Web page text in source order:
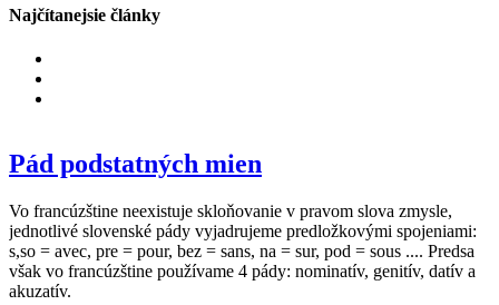
Najčítanejsie články
Pád podstatných mien
Vo francúzštine neexistuje skloňovanie v pravom slova zmysle,
jednotlivé slovenské pády vyjadrujeme predložkovými spojeniami:
s,so = avec, pre = pour, bez = sans, na = sur, pod = sous .... Predsa
však vo francúzštine používame 4 pády: nominatív, genitív, datív a
akuzatív.